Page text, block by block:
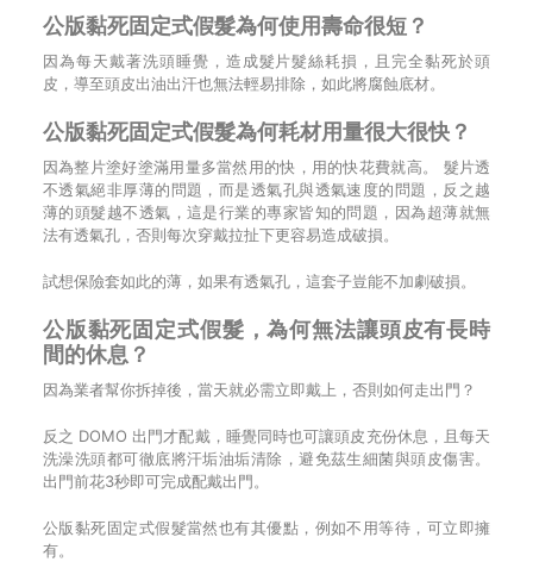
公版黏死固定式假髮為何使用壽命很短？
因為每天戴著洗頭睡覺，造成髮片髮絲耗損，且完全黏死於頭
皮，導至頭皮出油出汗也無法輕易排除，如此將腐蝕底材。
公版黏死固定式假髮為何耗材用量很大很快？
因為整片塗好塗滿用量多當然用的快，用的快花費就高。 髮片透
不透氣絕非厚薄的問題，而是透氣孔與透氣速度的問題，反之越
薄的頭髮越不透氣，這是行業的專家皆知的問題，因為超薄就無
法有透氣孔，否則每次穿戴拉扯下更容易造成破損。
試想保險套如此的薄，如果有透氣孔，這套子豈能不加劇破損。
公版黏死固定式假髮，為何無法讓頭皮有長時
間的休息？
因為業者幫你拆掉後，當天就必需立即戴上，否則如何走出門？
反之 DOMO 出門才配戴，睡覺同時也可讓頭皮充份休息，且每天
洗澡洗頭都可徹底將汗垢油垢清除，避免茲生細菌與頭皮傷害。
出門前花3秒即可完成配戴出門。
公版黏死固定式假髮當然也有其優點，例如不用等待，可立即擁
有。